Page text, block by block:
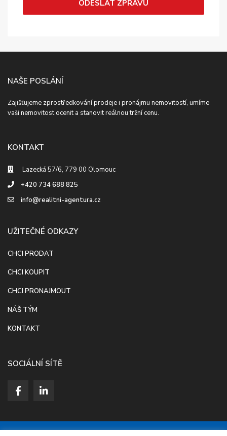
NAŠE POSLÁNÍ
Zajišťujeme zprostředkování prodeje i pronájmu nemovitostí, umíme
vaši nemovitost ocenit a stanovit reálnou tržní cenu.
KONTAKT
Lazecká 57/6, 779 00 Olomouc
+420 734 688 825
info@realitni-agentura.cz
UŽITEČNÉ ODKAZY
CHCI PRODAT
CHCI KOUPIT
CHCI PRONAJMOUT
NÁŠ TÝM
KONTAKT
SOCIÁLNÍ SÍTĚ